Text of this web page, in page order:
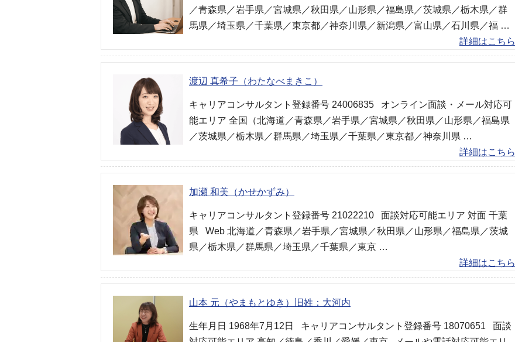
／青森県／岩手県／宮城県／秋田県／山形県／福島県／茨城県／栃木県／群
馬県／埼玉県／千葉県／東京都／神奈川県／新潟県／富山県／石川県／福 …
詳細はこちら
渡辺 真希子（わたなべまきこ）
キャリアコンサルタント登録番号 24006835 オンライン面談・メール対応可
能エリア 全国（北海道／青森県／岩手県／宮城県／秋田県／山形県／福島県
／茨城県／栃木県／群馬県／埼玉県／千葉県／東京都／神奈川県 …
詳細はこちら
加瀬 和美（かせかずみ）
キャリアコンサルタント登録番号 21022210 面談対応可能エリア 対面 千葉
県 Web 北海道／青森県／岩手県／宮城県／秋田県／山形県／福島県／茨城
県／栃木県／群馬県／埼玉県／千葉県／東京 …
詳細はこちら
山本 元（やまもとゆき）旧姓：大河内
生年月日 1968年7月12日 キャリアコンサルタント登録番号 18070651 面談